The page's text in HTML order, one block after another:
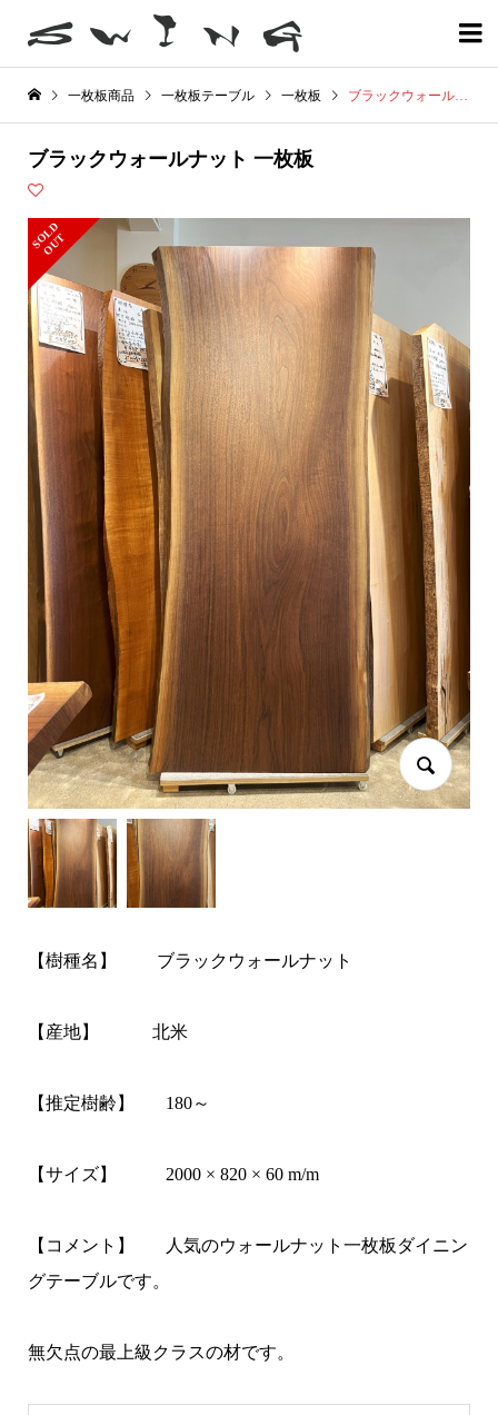

一枚板商品 一枚板テーブル 一枚板 ブラックウォールナット 一枚板
ブラックウォールナット 一枚板
S
O
L
D
O
U
T
【樹種名】 ブラックウォールナット
【産地】 北米
【推定樹齢】 180～
【サイズ】 2000 × 820 × 60 m/m
【コメント】
人気のウォールナット一枚板ダイニン
グテーブルです。
無欠点の最上級クラスの材です。